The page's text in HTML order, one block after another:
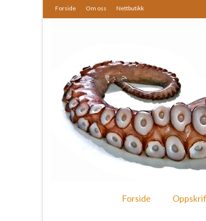
Forside Om oss Nettbutikk
Forside